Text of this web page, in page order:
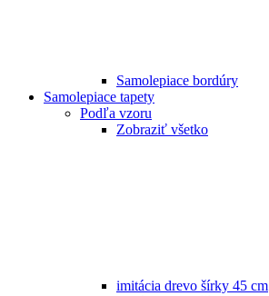
Samolepiace bordúry
Samolepiace tapety
Podľa vzoru
Zobraziť všetko
imitácia drevo šírky 45 cm